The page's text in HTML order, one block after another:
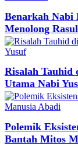
Benarkah
Menolong
Risalah
Utama Nabi
Polemik
Bantah Mitos